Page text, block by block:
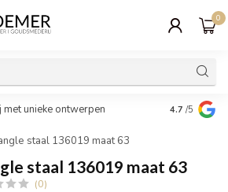
0
unieke ontwerpen Wij
cadeau
4.7 /5
staal 136019 maat 63
staal 136019 maat 63
(0)